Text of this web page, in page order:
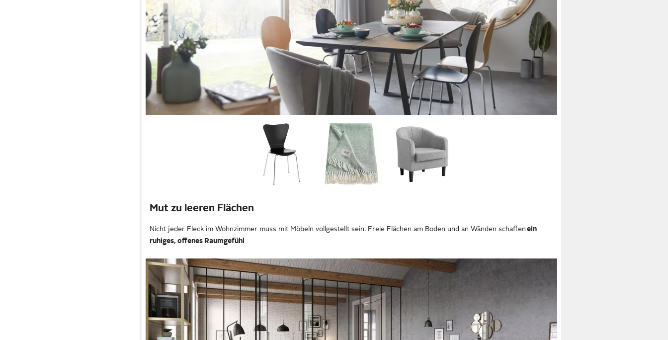
Mut zu leeren Flächen
Nicht jeder Fleck im Wohnzimmer muss mit Möbeln vollgestellt sein. Freie Flächen am Boden und an Wänden schaffenein
ruhiges, offenes Raumgefühl